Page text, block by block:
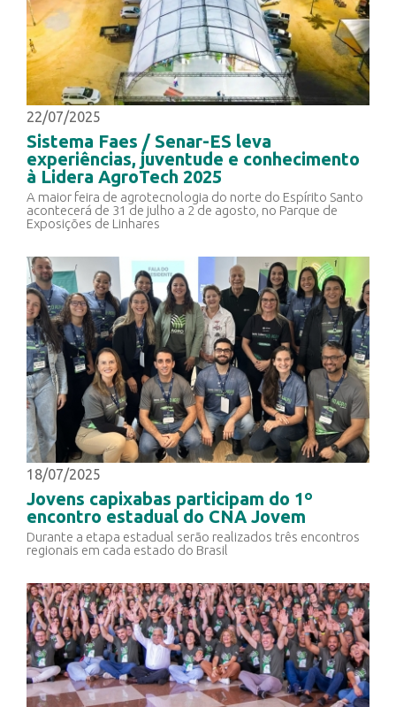
22/07/2025
Sistema Faes / Senar-ES leva
experiências, juventude e conhecimento
à Lidera AgroTech 2025
A maior feira de agrotecnologia do norte do Espírito Santo
acontecerá de 31 de julho a 2 de agosto, no Parque de
Exposições de Linhares
18/07/2025
Jovens capixabas participam do 1º
encontro estadual do CNA Jovem
Durante a etapa estadual serão realizados três encontros
regionais em cada estado do Brasil